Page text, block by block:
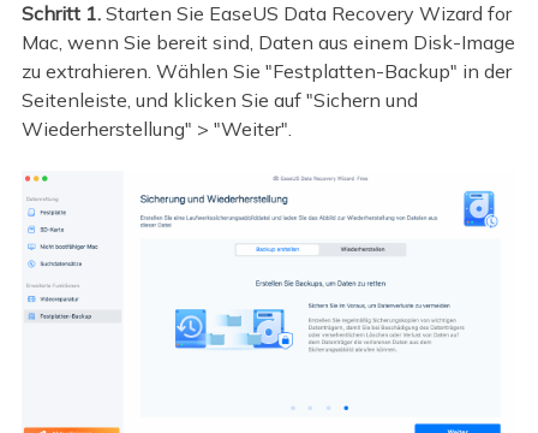
Schritt 1. Starten Sie EaseUS Data Recovery Wizard for
Mac, wenn Sie bereit sind, Daten aus einem Disk-Image
zu extrahieren. Wählen Sie "Festplatten-Backup" in der
Seitenleiste, und klicken Sie auf "Sichern und
Wiederherstellung" > "Weiter".